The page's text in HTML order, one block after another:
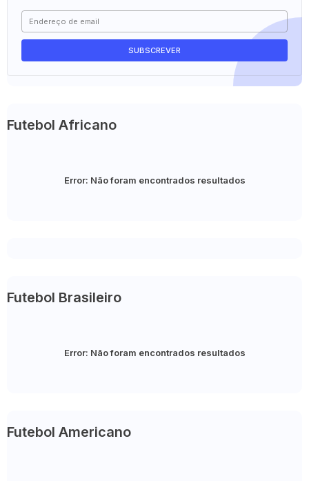
Futebol Africano
Error: Não foram encontrados resultados
Futebol Brasileiro
Error: Não foram encontrados resultados
Futebol Americano